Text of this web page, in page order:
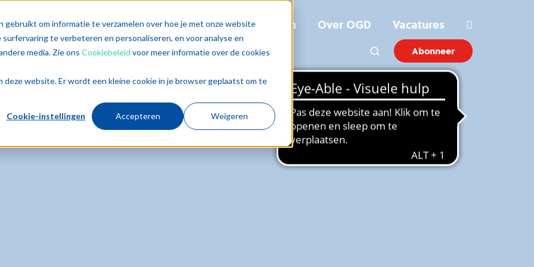
om informatie te verzamelen over hoe je met onze website
te verbeteren en personaliseren, en voor analyse en
media. Zie ons Cookiebeleid voor meer informatie over de cookies
website. Er wordt een kleine cookie in je browser geplaatst om te
Cookie-instellingen Accepteren Weigeren
Diensten Sectoren Trends Inzichten Over OGD Vacatures
Abonneer